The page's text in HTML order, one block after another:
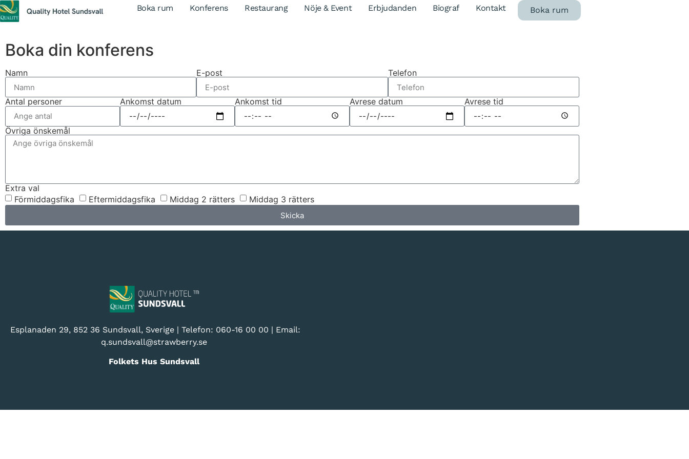
Boka rum Konferens Restaurang Nöje & Event Erbjudanden Biograf Kontakt Boka rum
Boka din konferens
Namn E-post Telefon
Antal personer Ankomst datum Ankomst tid Avrese datum Avrese tid
Övriga önskemål
Extra val
Förmiddagsfika
Eftermiddagsfika Middag 2 rätters Middag 3 rätters
Skicka
Esplanaden 29, 852 36 Sundsvall, Sverige | Telefon: 060-16 00 00 | Email:
q.sundsvall@strawberry.se
Folkets Hus Sundsvall